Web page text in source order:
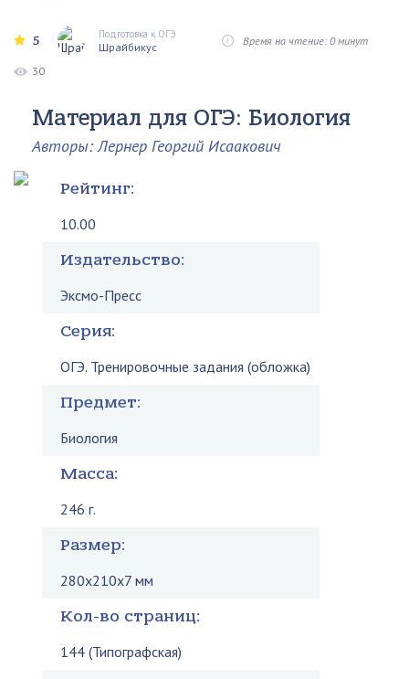
5 Подготовка к ОГЭ
Шрайбикус Время на чтение: 0 минут
30
Материал для ОГЭ: Биология
Авторы: Лернер Георгий Исаакович
Рейтинг:
10.00
Издательство:
Эксмо-Пресс
Серия:
ОГЭ. Тренировочные задания (обложка)
Предмет:
Биология
Масса:
246 г.
Размер:
280x210x7 мм
Кол-во страниц:
144 (Типографская)